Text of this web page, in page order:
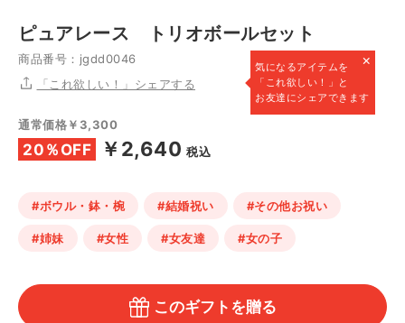
ピュアレース トリオボールセット
商品番号：jgdd0046 ×
気になるアイテムを
「これ欲しい！」と
お友達にシェアできます
「これ欲しい！」シェアする
通常価格￥3,300
20％OFF ￥2,640 税込
#ボウル・鉢・椀 #結婚祝い #その他お祝い
#姉妹 #女性 #女友達 #女の子
このギフトを贈る